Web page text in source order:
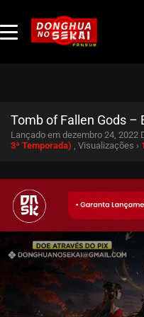
Tomb of Fallen Gods –
Lançado em dezembro 24, 2022
3ª Temporada)
, Visualizações ›